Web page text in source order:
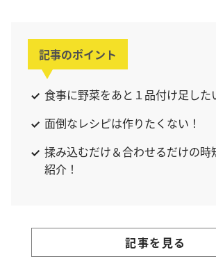
記事のポイント
食事に野菜をあと１品付け足し
面倒なレシピは作りたくない！
揉み込むだけ＆合わせるだけの時
紹介！
記事を見る